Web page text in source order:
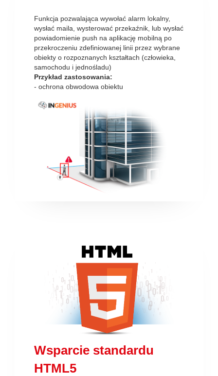
Funkcja pozwalająca wywołać alarm lokalny,
wysłać maila, wysterować przekaźnik, lub wysłać
powiadomienie push na aplikację mobilną po
przekroczeniu zdefiniowanej linii przez wybrane
obiekty o rozpoznanych kształtach (człowieka,
samochodu i jednośladu)
Przykład zastosowania:
- ochrona obwodowa obiektu
Wsparcie standardu
HTML5